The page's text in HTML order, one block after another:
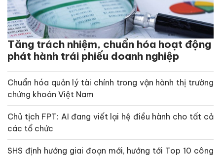
Tăng trách nhiệm, chuẩn hóa hoạt động
phát hành trái phiếu doanh nghiệp
Chuẩn hóa quản lý tài chính trong vận hành thị trường
chứng khoán Việt Nam
Chủ tịch FPT: AI đang viết lại hệ điều hành cho tất cả
các tổ chức
SHS định hướng giai đoạn mới, hướng tới Top 10 công